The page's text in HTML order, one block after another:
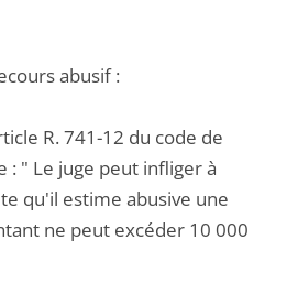
abusif :
R. 741-12 du code de
: " Le juge peut infliger à
qu'il estime abusive une
ne peut excéder 10 000